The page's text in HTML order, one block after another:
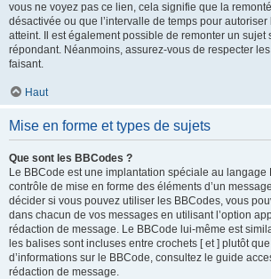
vous ne voyez pas ce lien, cela signifie que la
désactivée ou que l’intervalle de temps pour autoriser
atteint. Il est également possible de remonter un sujet
répondant. Néanmoins, assurez-vous de respecter
faisant.
Haut
Mise en forme et types de sujets
Que sont les BBCodes ?
Le BBCode est une implantation spéciale au langage
contrôle de mise en forme des éléments d’un
décider si vous pouvez utiliser les BBCodes, vous
dans chacun de vos messages en utilisant l’option
rédaction de message. Le BBCode lui-même est
les balises sont incluses entre crochets [ et ] plutôt
d’informations sur le BBCode, consultez le guide
rédaction de message.